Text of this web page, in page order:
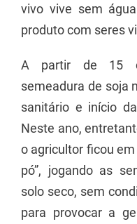
vivo vive sem
produto com seres
A partir de 15
semeadura de soja
sanitário e início
Neste ano,
o agricultor ficou
pó”, jogando as
solo seco, sem
para provocar a